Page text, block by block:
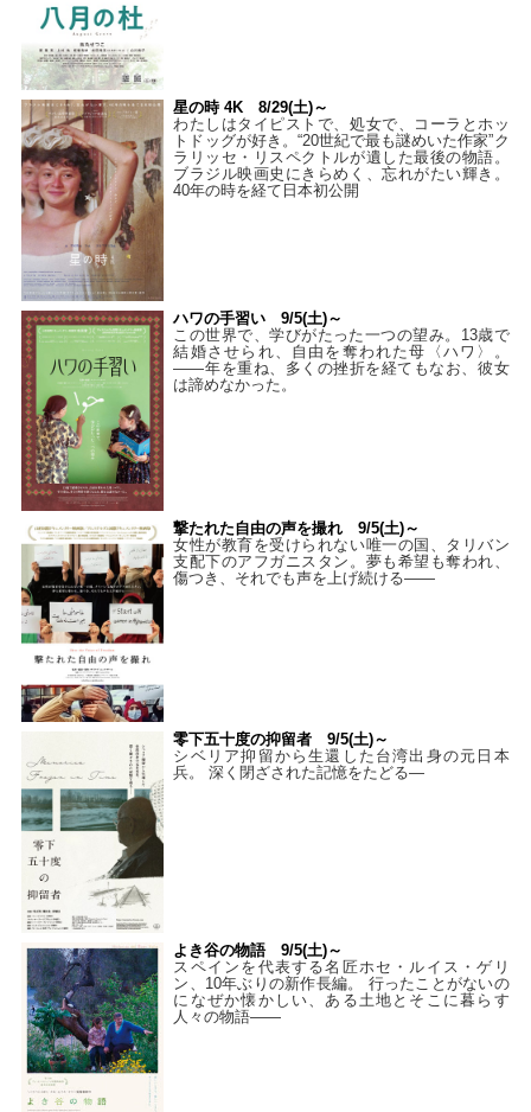
星の時 4K 8/29(土)～
わたしはタイピストで、処⼥で、コーラとホッ
トドッグが好き。“20世紀で最も謎めいた作家”ク
ラリッセ・リスペクトルが遺した最後の物語。
ブラジル映画史にきらめく、忘れがたい輝き。
40年の時を経て⽇本初公開
ハワの手習い 9/5(土)～
この世界で、学びがたった一つの望み。13歳で
結婚させられ、自由を奪われた母〈ハワ〉。
——年を重ね、多くの挫折を経てもなお、彼女
は諦めなかった。
撃たれた自由の声を撮れ 9/5(土)～
女性が教育を受けられない唯一の国、タリバン
支配下のアフガニスタン。夢も希望も奪われ、
傷つき、それでも声を上げ続ける——
零下五十度の抑留者 9/5(土)～
シベリア抑留から生還した台湾出身の元日本
兵。 深く閉ざされた記憶をたどる—
よき谷の物語 9/5(土)～
スペインを代表する名匠ホセ・ルイス・ゲリ
ン、10年ぶりの新作長編。 行ったことがないの
になぜか懐かしい、ある土地とそこに暮らす
人々の物語――